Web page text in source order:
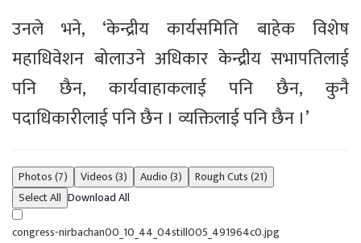
उनले भने, ‘केन्द्रीय कार्यसमिति बाहेक विशेष
महाधिवेशन बोलाउने अधिकार केन्द्रीय सभापतिलाई
पनि छैन, कार्यवाहाकलाई पनि छैन, कुनै
पदाधिकारीलाई पनि छैन । व्यक्तिलाई पनि छैन ।’
Photos (7) Videos (3) Audio (3)
Rough Cuts (21)
Select All Download All
congress-nirbachan00_10_44_04still005_491964c0.jpg